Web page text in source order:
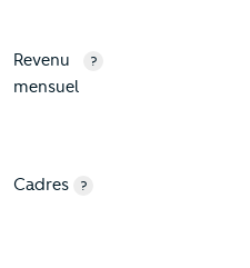
Revenu
mensuel
?
Cadres ?